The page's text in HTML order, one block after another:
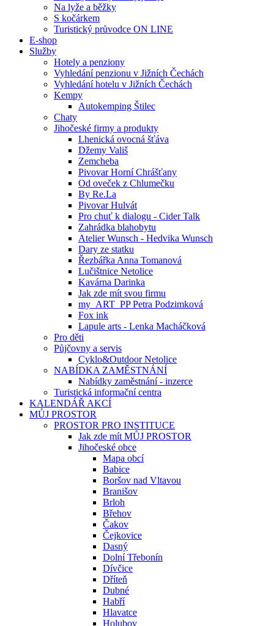
Na lyže a běžky
S kočárkem
Turistický průvodce ON LINE
E-shop
Služby
Hotely a penziony
Vyhledání penzionu v Jižních Čechách
Vyhledání hotelu v Jižních Čechách
Kempy
Autokemping Štilec
Chaty
Jihočeské firmy a produkty
Lhenická ovocná šťáva
Džemy Vališ
Zemcheba
Pivovar Horní Chrášťany
Od oveček z Chlumečku
By Re.La
Pivovar Hulvát
Pro chuť k dialogu - Cider Talk
Zahrádka blahobytu
Atelier Wunsch - Hedvika Wunsch
Dary ze statku
Řezbářka Anna Tomanová
Lučištnice Netolice
Kavárna Darinka
Jak zde mít svou firmu
my_ART_PP Petra Podzimková
Fox ink
Lapule arts - Lenka Macháčková
Pro děti
Půjčovny a servis
Cyklo&Outdoor Netolice
NABÍDKA ZAMĚSTNÁNÍ
Nabídky zaměstnání - inzerce
Turistická informační centra
KALENDÁŘ AKCÍ
MŮJ PROSTOR
PROSTOR PRO INSTITUCE
Jak zde mít MŮJ PROSTOR
Jihočeské obce
Mapa obcí
Babice
Boršov nad Vltavou
Branišov
Brloh
Břehov
Čakov
Čejkovice
Dasný
Dolní Třebonín
Dívčice
Dříteň
Dubné
Habří
Hlavatce
Holubov